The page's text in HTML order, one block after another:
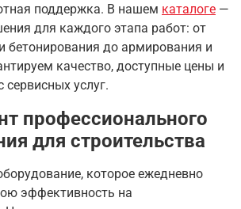
поддержка. В нашем каталоге —
для каждого этапа работ: от
бетонирования до армирования и
качество, доступные цены и
услуг.
профессионального
для строительства
которое ежедневно
эффективность на